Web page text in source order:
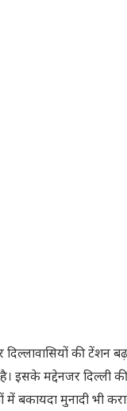
की टेंशन बढ़ने
इसके मद्देनजर दिल्ली
में बकायदा मुनादी भी